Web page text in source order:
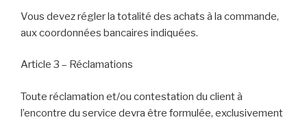
Vous devez régler la totalité des achats à la commande,
aux coordonnées bancaires indiquées.
Article 3 – Réclamations
Toute réclamation et/ou contestation du client à
l’encontre du service devra être formulée, exclusivement